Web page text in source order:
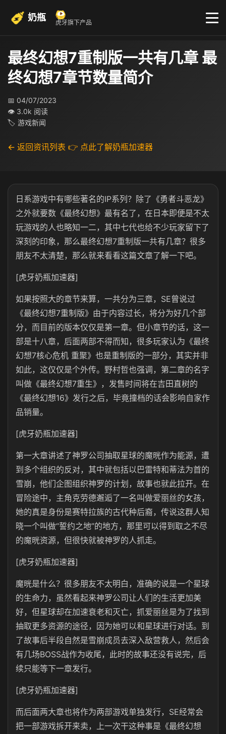
奶瓶 虎牙旗下产品
最终幻想7重制版一共有几章 最
终幻想7章节数量简介
📅 04/07/2023
👁 3.0k 阅读
🏷 游戏新闻
← 返回资讯列表 👉 点此了解奶瓶加速器
日系游戏中有哪些著名的IP系列？除了《勇者斗恶龙》
之外就要数《最终幻想》最有名了，在日本即便是不太
玩游戏的人也略知一二，其中七代也给不少玩家留下了
深刻的印象，那么最终幻想7重制版一共有几章？很多
朋友不太清楚，那么就来看看这篇文章了解一下吧。
[虎牙奶瓶加速器]
如果按照大的章节来算，一共分为三章，SE曾说过
《最终幻想7重制版》由于内容过长，将分为好几个部
分，而目前的版本仅仅是第一章。但小章节的话，这一
部是十八章，后面两部不得而知，很多玩家认为《最终
幻想7核心危机 重聚》也是重制版的一部分，其实并非
如此，这仅仅是个外传。野村哲也强调，第二章的名字
叫做《最终幻想7重生》，发售时间将在吉田直树的
《最终幻想16》发行之后，毕竟撞档的话会影响自家作
品销量。
[虎牙奶瓶加速器]
第一大章讲述了神罗公司抽取星球的魔晄作为能源，遭
到多个组织的反对，其中就包括以巴雷特和蒂法为首的
雪崩，他们企图组织神罗的计划，故事也就此拉开。在
冒险途中，主角克劳德邂逅了一名叫做爱丽丝的女孩，
她的真是身份是赛特拉族的古代种后裔，传说这群人知
晓一个叫做“誓约之地”的地方，那里可以得到取之不尽
的魔晄资源，但很快就被神罗的人抓走。
[虎牙奶瓶加速器]
魔晄是什么？很多朋友不太明白，准确的说是一个星球
的生命力，虽然看起来神罗公司让人们的生活更加美
好，但星球却在加速衰老和灭亡，抓爱丽丝是为了找到
抽取更多资源的途径，因为她可以和星球进行对话。到
了故事后半段自然是雪崩成员去深入敌营救人，然后会
有几场BOSS战作为收尾，此时的故事还没有说完，后
续只能等下一章发行。
[虎牙奶瓶加速器]
而后面两大章也将作为两部游戏单独发行，SE经常会
把一部游戏拆开来卖，上一次干这种事是《最终幻想